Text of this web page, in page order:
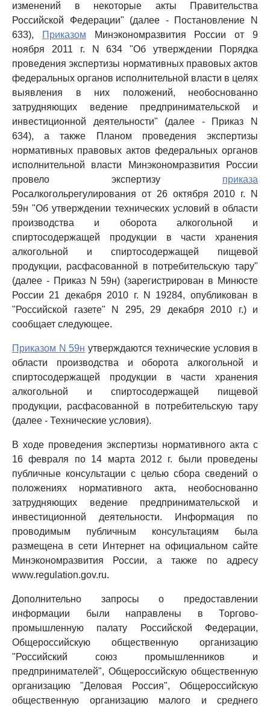
изменений в некоторые акты Правительства
Российской Федерации" (далее - Постановление N
633),
Приказом Минэкономразвития России от 9
ноября 2011 г. N 634 "Об утверждении Порядка
проведения экспертизы нормативных правовых актов
федеральных органов исполнительной власти в целях
выявления в них положений, необоснованно
затрудняющих ведение предпринимательской и
инвестиционной деятельности" (далее - Приказ N
634), а также Планом проведения экспертизы
нормативных правовых актов федеральных органов
исполнительной власти Минэкономразвития России
провело экспертизу приказа
Росалкогольрегулирования от 26 октября 2010 г. N
59н "Об утверждении технических условий в области
производства и оборота алкогольной и
спиртосодержащей продукции в части хранения
алкогольной и спиртосодержащей пищевой
продукции, расфасованной в потребительскую тару"
(далее - Приказ N 59н) (зарегистрирован в Минюсте
России 21 декабря 2010 г. N 19284, опубликован в
"Российской газете" N 295, 29 декабря 2010 г.) и
сообщает следующее.
Приказом N 59н утверждаются технические условия в
области производства и оборота алкогольной и
спиртосодержащей продукции в части хранения
алкогольной и спиртосодержащей пищевой
продукции, расфасованной в потребительскую тару
(далее - Технические условия).
В ходе проведения экспертизы нормативного акта с
16 февраля по 14 марта 2012 г. были проведены
публичные консультации с целью сбора сведений о
положениях нормативного акта, необоснованно
затрудняющих ведение предпринимательской и
инвестиционной деятельности. Информация по
проводимым публичным консультациям была
размещена в сети Интернет на официальном сайте
Минэкономразвития России, а также по адресу
www.regulation.gov.ru.
Дополнительно запросы о предоставлении
информации были направлены в Торгово-
промышленную палату Российской Федерации,
Общероссийскую общественную организацию
"Российский союз промышленников и
предпринимателей", Общероссийскую общественную
организацию "Деловая Россия", Общероссийскую
общественную организацию малого и среднего